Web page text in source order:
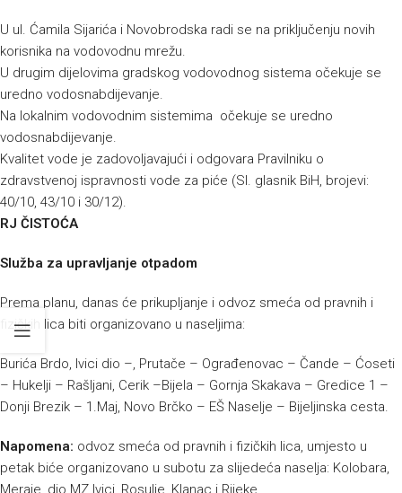
U ul. Ćamila Sijarića i Novobrodska radi se na priključenju novih
korisnika na vodovodnu mrežu.
U drugim dijelovima gradskog vodovodnog sistema očekuje se
uredno vodosnabdijevanje.
Na lokalnim vodovodnim sistemima očekuje se uredno
vodosnabdijevanje.
Kvalitet vode je zadovoljavajući i odgovara Pravilniku o
zdravstvenoj ispravnosti vode za piće (Sl. glasnik BiH, brojevi:
40/10, 43/10 i 30/12).
RJ ČISTOĆA
Služba za upravljanje otpadom
Prema planu, danas će prikupljanje i odvoz smeća od pravnih i
fizičkih lica biti organizovano u naseljima:
Burića Brdo, Ivici dio –, Prutače – Ograđenovac – Čande – Ćoseti
– Hukelji – Rašljani, Cerik –Bijela – Gornja Skakava – Gredice 1 –
Donji Brezik – 1.Maj, Novo Brčko – EŠ Naselje – Bijeljinska cesta.
Napomena: odvoz smeća od pravnih i fizičkih lica, umjesto u
petak biće organizovano u subotu za slijedeća naselja: Kolobara,
Meraje, dio MZ Ivici, Rosulje, Klanac i Rijeke.